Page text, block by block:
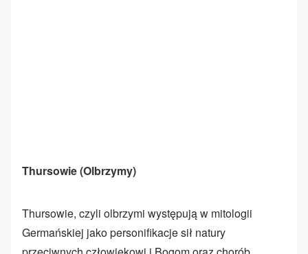
Thursowie (Olbrzymy)
Thursowie, czyli olbrzymi występują w mitologii
Germańskiej jako personifikacje sił natury